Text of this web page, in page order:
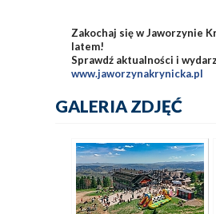
Zakochaj się w Jaworzynie
latem!
Sprawdź aktualności i
www.jaworzynakrynicka.pl
GALERIA ZDJĘĆ